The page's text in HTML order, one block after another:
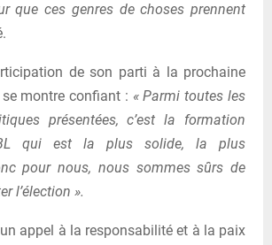
que ces genres de choses prennent
de son parti à la prochaine
montre confiant : « Parmi toutes les
présentées, c’est la formation
qui est la plus solide, la plus
pour nous, nous sommes sûrs de
l’élection ».
appel à la responsabilité et à la paix